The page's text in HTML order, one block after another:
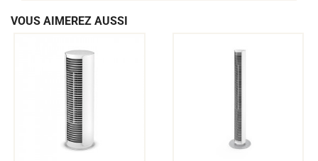
VOUS AIMEREZ AUSSI